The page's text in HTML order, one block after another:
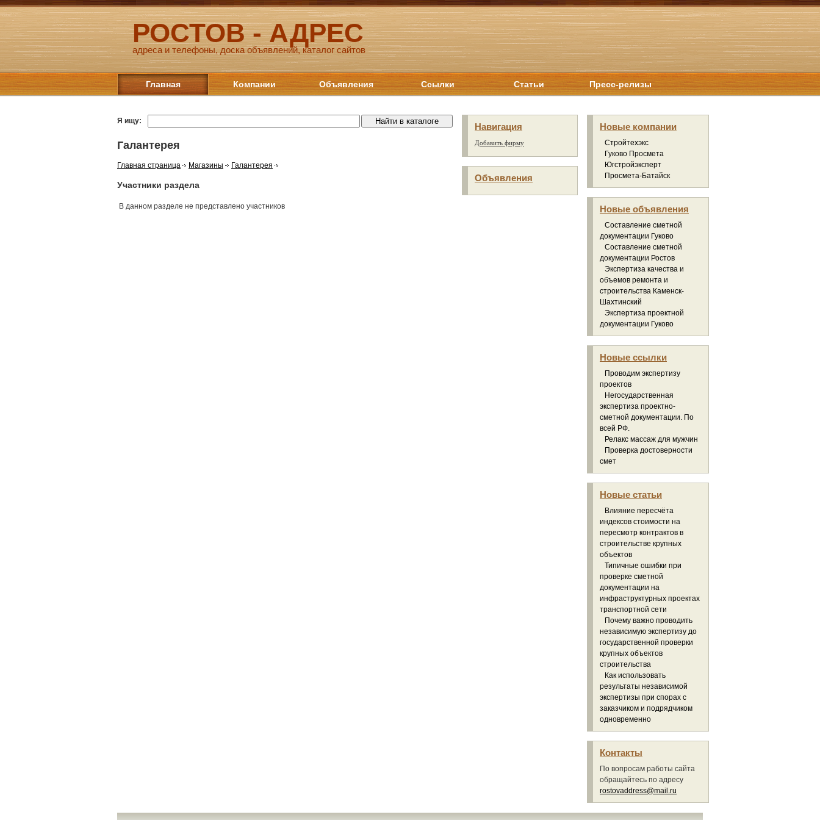
РОСТОВ - АДРЕС
адреса и телефоны, доска объявлений, каталог сайтов
Главная Компании Объявления Ссылки Статьи Пресс-релизы
Я ищу:
Галантерея
Главная страница Магазины Галантерея
Участники раздела
В данном разделе не представлено участников
Навигация
Добавить фирму
Объявления
Новые компании
Стройтехэкс
Гуково Просмета
Югстройэксперт
Просмета-Батайск
Новые объявления
Составление сметной
документации Гуково
Составление сметной
документации Ростов
Экспертиза качества и
объемов ремонта и
строительства Каменск-
Шахтинский
Экспертиза проектной
документации Гуково
Новые ссылки
Проводим экспертизу
проектов
Негосударственная
экспертиза проектно-
сметной документации. По
всей РФ.
Релакс массаж для мужчин
Проверка достоверности
смет
Новые статьи
Влияние пересчёта
индексов стоимости на
пересмотр контрактов в
строительстве крупных
объектов
Типичные ошибки при
проверке сметной
документации на
инфраструктурных проектах
транспортной сети
Почему важно проводить
независимую экспертизу до
государственной проверки
крупных объектов
строительства
Как использовать
результаты независимой
экспертизы при спорах с
заказчиком и подрядчиком
одновременно
Контакты
По вопросам работы сайта
обращайтесь по адресу
rostovaddress@mail.ru